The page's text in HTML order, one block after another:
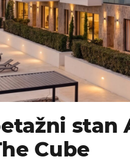
stan
Cube